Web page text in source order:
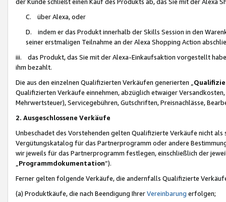
C. über Alexa, oder
D. indem er das Produkt innerhalb der Skills Session in den
seiner erstmaligen Teilnahme an der Alexa Shopping Action
iii. das Produkt, das Sie mit der Alexa-Einkaufsaktion vorgestellt
ihm bezahlt.
Die aus den einzelnen Qualifizierten Verkäufen generierten „
Qualifizierten Verkäufe einnehmen, abzüglich etwaiger
Mehrwertsteuer), Servicegebühren, Gutschriften, Preisnachlässe,
2. Ausgeschlossene Verkäufe
Unbeschadet des Vorstehenden gelten Qualifizierte Verkäufe nicht
Vergütungskatalog für das Partnerprogramm oder andere
wir jeweils für das Partnerprogramm festlegen, einschließlich der
Programmdokumentation“).
Ferner gelten folgende Verkäufe, die andernfalls Qualifizierte
(a) Produktkäufe, die nach Beendigung IhrerVereinbarung erfolgen;